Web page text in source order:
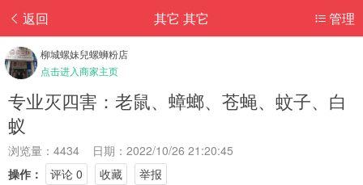
返回 管理
其它 其它
柳城螺妹兒螺蛳粉店
点击进入商家主页
专业灭四害：老鼠、蟑螂、苍蝇、蚊子、白
蚁
浏览量：4434 日期：2022/10/26 21:20:45
操作：
评论 0 收藏 举报